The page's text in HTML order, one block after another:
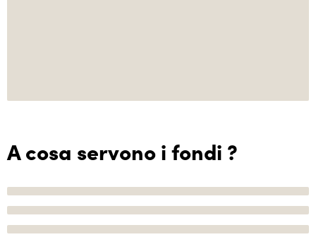
A cosa servono i fondi ?